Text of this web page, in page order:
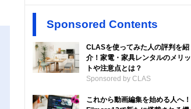
Sponsored Contents
CLASを使ってみた人の評判を紹
介！家電・家具レンタルのメリッ
トや注意点とは？
Sponsored by CLAS
これから動画編集を始める人へ！